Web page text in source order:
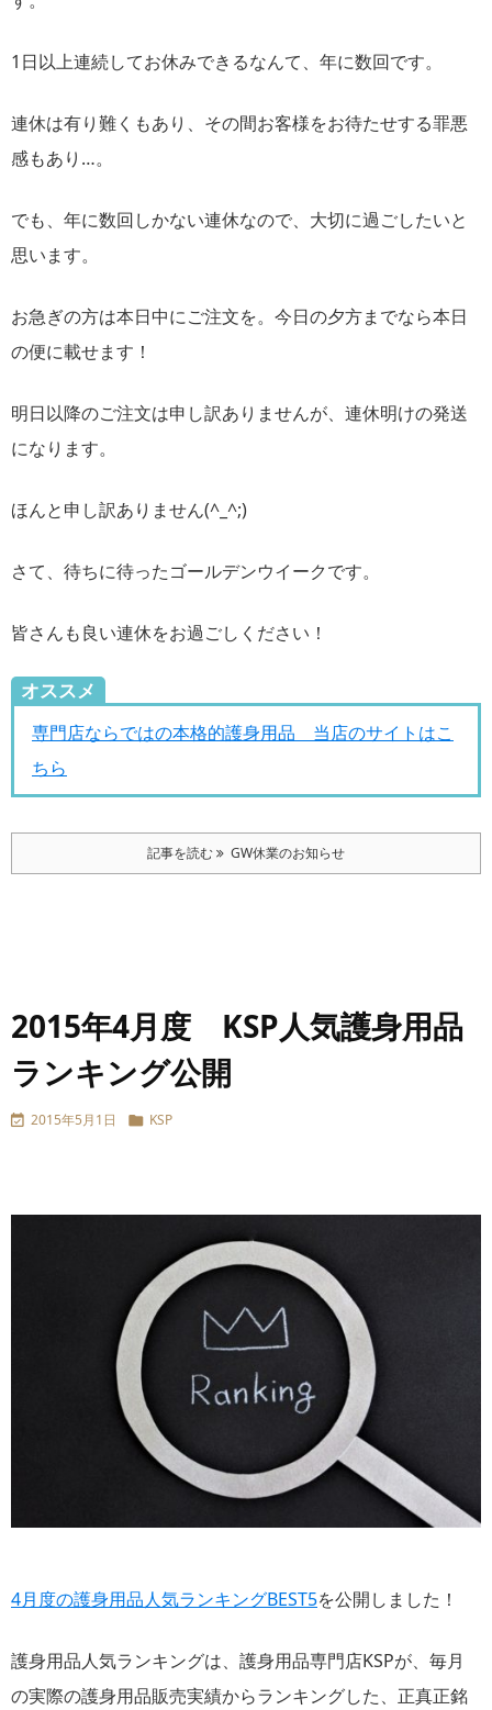
1日以上連続してお休みできるなんて、年に数回です。
連休は有り難くもあり、その間お客様をお待たせする罪悪
感もあり…。
でも、年に数回しかない連休なので、大切に過ごしたいと
思います。
お急ぎの方は本日中にご注文を。今日の夕方までなら本日
の便に載せます！
明日以降のご注文は申し訳ありませんが、連休明けの発送
になります。
ほんと申し訳ありません(^_^;)
さて、待ちに待ったゴールデンウイークです。
皆さんも良い連休をお過ごしください！
オススメ
専門店ならではの本格的護身用品 当店のサイトはこ
ちら
記事を読む GW休業のお知らせ
2015年4月度 KSP人気護身用品
ランキング公開
 2015年5月1日  KSP
4月度の護身用品人気ランキングBEST5を公開しました！
護身用品人気ランキングは、護身用品専門店KSPが、毎月
の実際の護身用品販売実績からランキングした、正真正銘